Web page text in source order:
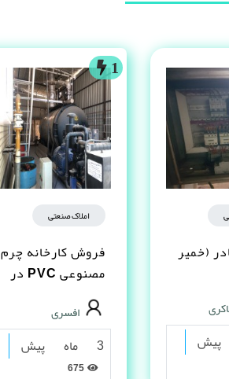
(خمیر
1
املاک صنعتی
فروش کارخانه چرم
مصنوعى PVC در
شیراز
افسری
3 ماه پیش
675